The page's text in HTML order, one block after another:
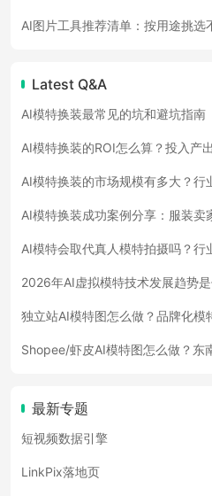
AI图片工具推荐清单：按用途挑选
Latest Q&A
AI模特换装最常见的坑和避坑指南
AI模特换装的ROI怎么算？投入产
AI模特换装的市场规模有多大？行
AI模特换装成功案例分享：服装卖
AI模特会取代真人模特拍摄吗？行
2026年AI虚拟模特技术发展趋势是
独立站AI模特图怎么做？品牌化模
Shopee/虾皮AI模特图怎么做？东
最新专题
短视频数据引擎
LinkPix落地页